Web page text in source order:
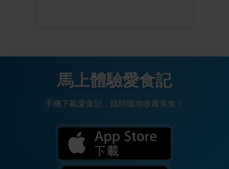
馬上體驗愛食記
手機下載愛食記，隨時隨地收藏美食！